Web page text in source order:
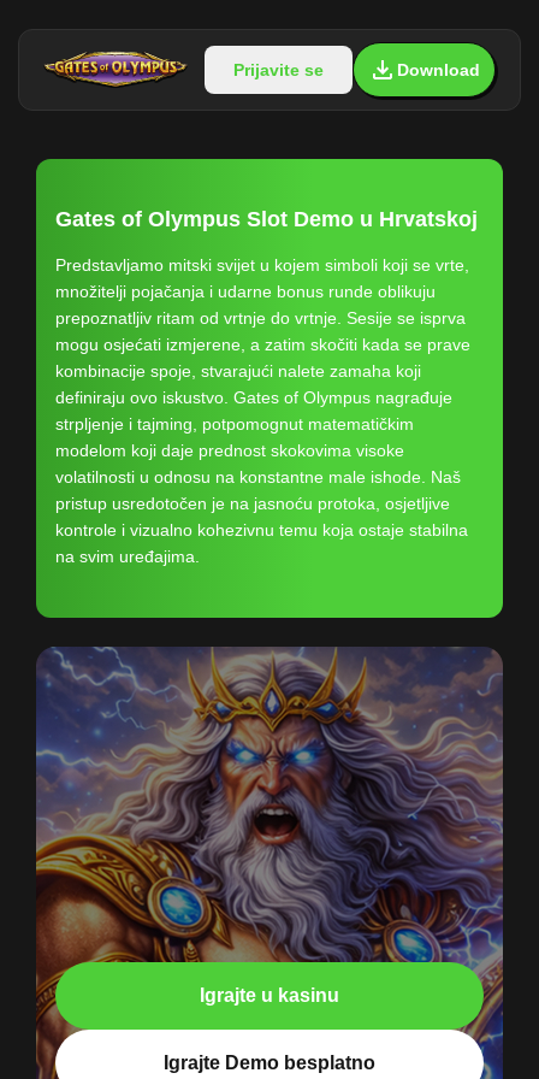
Prijavite se Download
Gates of Olympus Slot Demo u Hrvatskoj
Predstavljamo mitski svijet u kojem simboli koji se vrte,
množitelji pojačanja i udarne bonus runde oblikuju
prepoznatljiv ritam od vrtnje do vrtnje. Sesije se isprva
mogu osjećati izmjerene, a zatim skočiti kada se prave
kombinacije spoje, stvarajući nalete zamaha koji
definiraju ovo iskustvo. Gates of Olympus nagrađuje
strpljenje i tajming, potpomognut matematičkim
modelom koji daje prednost skokovima visoke
volatilnosti u odnosu na konstantne male ishode. Naš
pristup usredotočen je na jasnoću protoka, osjetljive
kontrole i vizualno kohezivnu temu koja ostaje stabilna
na svim uređajima.
Igrajte u kasinu
Igrajte Demo besplatno